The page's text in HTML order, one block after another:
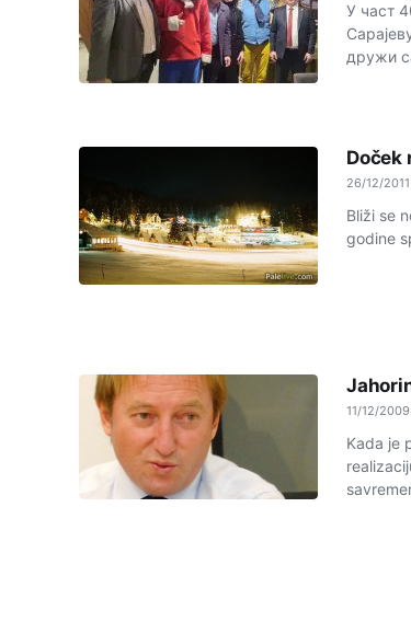
У част
дружи
Doček
26/12/2011
Bliži se
godine
11/12/2009
Kada je